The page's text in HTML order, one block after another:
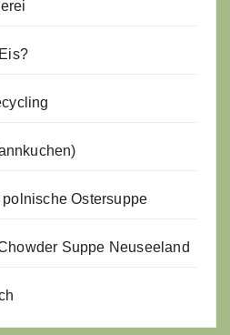
Ostersuppe
Suppe Neuseeland